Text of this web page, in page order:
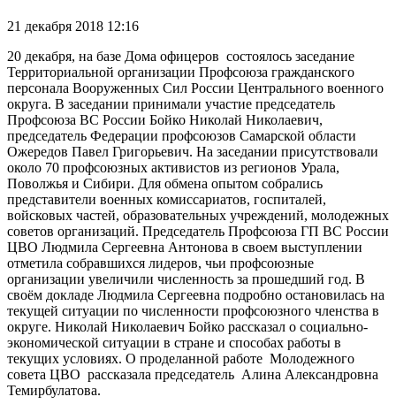
21 декабря 2018 12:16
20 декабря, на базе Дома офицеров состоялось заседание
Территориальной организации Профсоюза гражданского
персонала Вооруженных Сил России Центрального военного
округа. В заседании принимали участие председатель
Профсоюза ВС России Бойко Николай Николаевич,
председатель Федерации профсоюзов Самарской области
Ожередов Павел Григорьевич. На заседании присутствовали
около 70 профсоюзных активистов из регионов Урала,
Поволжья и Сибири. Для обмена опытом собрались
представители военных комиссариатов, госпиталей,
войсковых частей, образовательных учреждений, молодежных
советов организаций. Председатель Профсоюза ГП ВС России
ЦВО Людмила Сергеевна Антонова в своем выступлении
отметила собравшихся лидеров, чьи профсоюзные
организации увеличили численность за прошедший год. В
своём докладе Людмила Сергеевна подробно остановилась на
текущей ситуации по численности профсоюзного членства в
округе. Николай Николаевич Бойко рассказал о социально-
экономической ситуации в стране и способах работы в
текущих условиях. О проделанной работе Молодежного
совета ЦВО рассказала председатель Алина Александровна
Темирбулатова.